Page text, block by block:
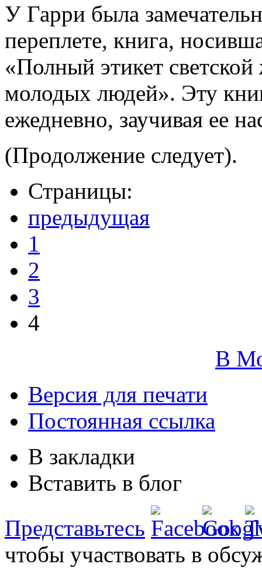
У Гарри была
переплете, книга,
«Полный этикет
молодых людей». Эту
ежедневно, заучивая ее
(Продолжение следует).
Страницы:
предыдущая
1
2
3
4
В
Версия для печати
Постоянная ссылка
В закладки
Вставить в блог
Представьтесь
чтобы участвовать в